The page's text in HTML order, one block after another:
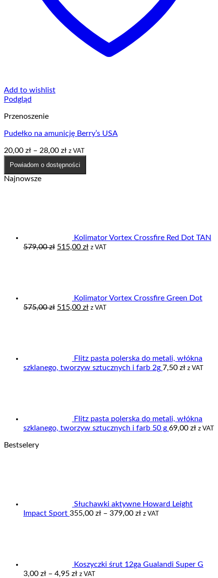
Add to wishlist
Podgląd
Przenoszenie
Pudełko na amunicję Berry’s USA
20,00 zł – 28,00 złZakres
od
z VAT
Powiadom o dostępności
Najnowsze
Kolimator Vortex Crossfire Red Dot TAN
579,00zł Pierwotna
515,00 złAktualna
z VAT
Kolimator Vortex Crossfire Green Dot
575,00zł Pierwotna
515,00 złAktualna
z VAT
Flitz pasta polerska do metali, włókna
szklanego, tworzyw sztucznych i farb 2g 7,50 zł z VAT
Flitz pasta polerska do metali, włókna
szklanego, tworzyw sztucznych i farb 50 g 69,00 zł z VAT
Bestselery
Słuchawki aktywne Howard Leight
Impact Sport 355,00 zł – 379,00 złZakres
z VAT
Koszyczki śrut 12ga Gualandi Super G
3,00 zł – 4,95 złZakres
z VAT